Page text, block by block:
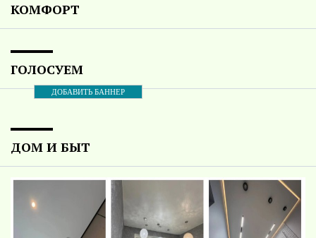
КОМФОРТ
ГОЛОСУЕМ
ДОБАВИТЬ БАННЕР
ДОМ И БЫТ